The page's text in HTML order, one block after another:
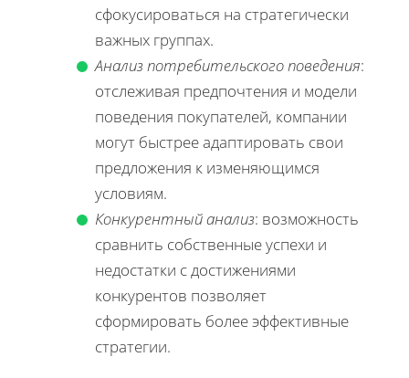
сфокусироваться на стратегически
важных группах.
Анализ потребительского поведения:
отслеживая предпочтения и модели
поведения покупателей, компании
могут быстрее адаптировать свои
предложения к изменяющимся
условиям.
Конкурентный анализ: возможность
сравнить собственные успехи и
недостатки с достижениями
конкурентов позволяет
сформировать более эффективные
стратегии.